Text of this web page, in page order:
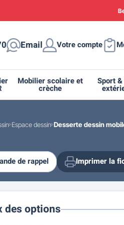
Email Votre compte
Supports et
Miroir de
Drapeau -
Mobilier scolaire et
crèche
Casiers et
Sport
Espace dessin Desserte dessin
des options
de rappel Imprimer la